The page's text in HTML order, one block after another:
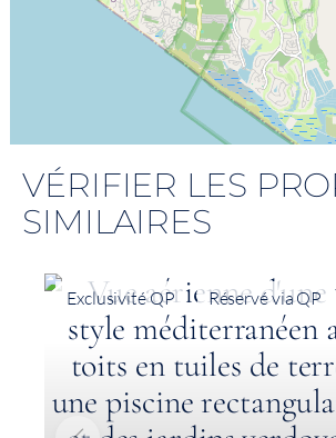
VÉRIFIER LES
SIMILAIRES
Exclusivité QP Réservé via QP